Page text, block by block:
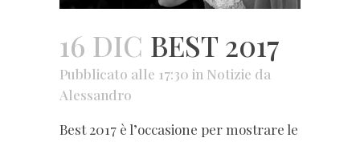
16 DIC BEST 2017
Pubblicato alle 17:30 in Notizie da
Alessandro
Best 2017 è l’occasione per mostrare le